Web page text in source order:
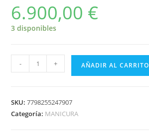
6.900,00 €
3 disponibles
- + AÑADIR AL CARRITO
SKU:7798255247907
Categoría: MANICURA